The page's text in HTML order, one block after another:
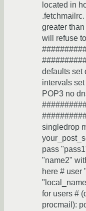
located in
greater than
will refuse
defaults set
intervals
POP3 no
singledrop
pass
"name2"
here # user
for users #
procmail):